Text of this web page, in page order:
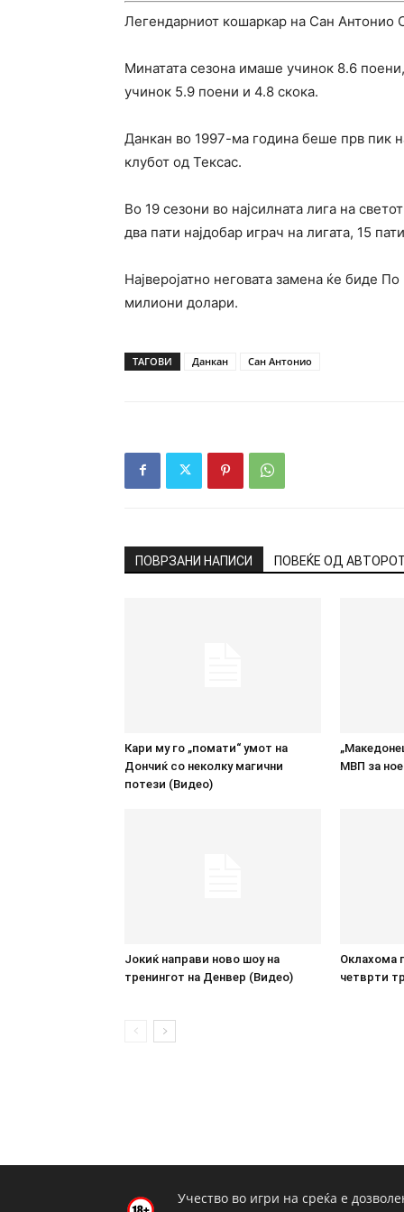
Легендарниот кошаркар на Сан Антонио
Минатата сезона имаше учинок 8.6
учинок 5.9 поени и 4.8 скока.
Данкан во 1997-ма година беше прв пик
клубот од Тексас.
Во 19 сезони во најсилната лига на
два пати најдобар играч на лигата, 15
Најверојатно неговата замена ќе биде
милиони долари.
ТАГОВИ Данкан Сан Антонио
ПОВРЗАНИ НАПИСИ ПОВЕЌЕ ОД
Кари му го „помати“ умот на
Дончиќ со неколку магични
потези (Видео)
МВП за
Јокиќ направи ново шоу на
тренингот на Денвер (Видео)
Оклахома
четврти
Учество во игри на среќа е